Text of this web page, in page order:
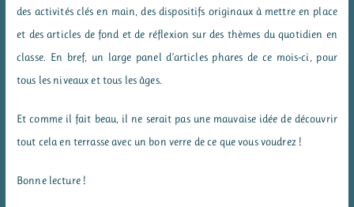
des activités clés en main, des dispositifs originaux à mettre en place
et des articles de fond et de réflexion sur des thèmes du quotidien en
classe. En bref, un large panel d’articles phares de ce mois-ci, pour
tous les niveaux et tous les âges.
Et comme il fait beau, il ne serait pas une mauvaise idée de découvrir
tout cela en terrasse avec un bon verre de ce que vous voudrez !
Bonne lecture !